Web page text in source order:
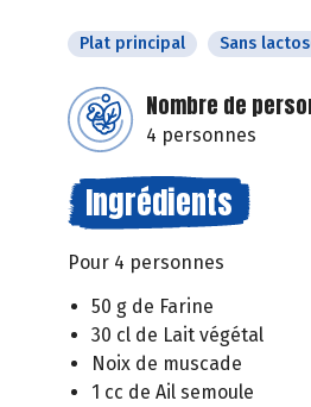
Plat principal Sans
Nombre de
4 personnes
Ingrédients
Pour 4 personnes
50 g de Farine
30 cl de Lait végétal
Noix de muscade
1 cc de Ail semoule